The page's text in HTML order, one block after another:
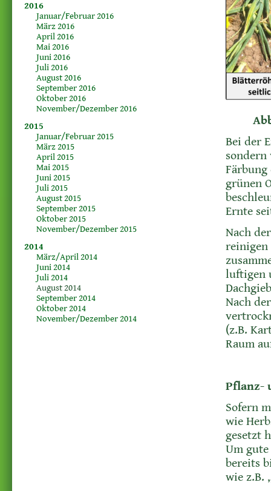
Bei der
sondern
Färbung
grünen
Ernte
Nach
reinigen
luftigen
Nach
(z.B.
Raum
Pflanz-
Sofern
wie
gesetzt
Um
bereits
wie z.B.
2016
Januar/Februar 2016
März 2016
April 2016
Mai 2016
Juni 2016
Juli 2016
August 2016
September 2016
Oktober 2016
November/Dezember 2016
2015
Januar/Februar 2015
März 2015
April 2015
Mai 2015
Juni 2015
Juli 2015
August 2015
September 2015
Oktober 2015
November/Dezember 2015
2014
März/April 2014
Juni 2014
Juli 2014
August 2014
September 2014
Oktober 2014
November/Dezember 2014